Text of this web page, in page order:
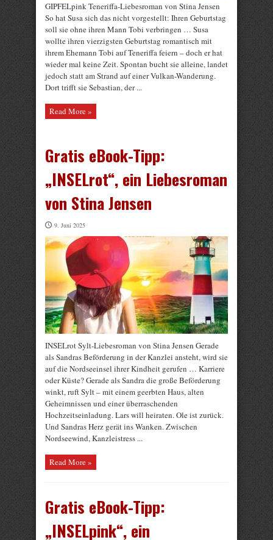
GIPFELpink Teneriffa-Liebesroman von Stina Jensen
So hat Susa sich das nicht vorgestellt: Ihren Geburtstag
soll sie ohne ihren Mann Tobi verbringen … Susa
wollte ihren vierzigsten Geburtstag romantisch mit
ihrem Ehemann Tobi auf Teneriffa feiern – doch er hat
wieder mal keine Zeit. Spontan bucht sie alleine, landet
jedoch statt am Strand auf einer Vulkan-Wanderung.
Dort trifft sie Sebastian, der ...
Read More »
Gratis eBook-Tipp:
„INSELrot“, ein Liebesroman
von Stina Jensen
9. Juni 2025
INSELrot Sylt-Liebesroman von Stina Jensen Gerade
als Sandras Beförderung in der Kanzlei ansteht, wird sie
auf die Nordseeinsel ihrer Kindheit gerufen … Karriere
oder Küste? Gerade als Sandra die große Beförderung
winkt, ruft Sylt – mit einem geerbten Haus, alten
Geheimnissen und einer überraschenden
Hochzeitseinladung. Lars will heiraten. Ole ist zurück.
Und Sandras Herz gerät ins Wanken. Zwischen
Nordseewind, Kanzleistress ...
Read More »
Gratis eBook-Tipp:
„INSELpink“, ein